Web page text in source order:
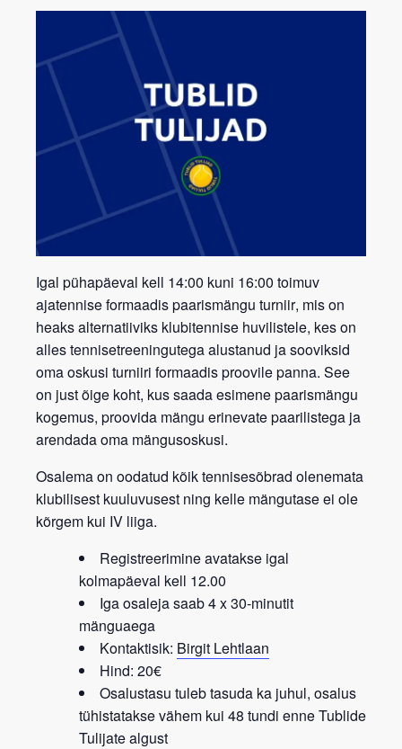
Igal pühapäeval kell 14:00 kuni 16:00 toimuv
ajatennise formaadis paarismängu turniir, mis on
heaks alternatiiviks klubitennise huvilistele, kes on
alles tennisetreeningutega alustanud ja sooviksid
oma oskusi turniiri formaadis proovile panna. See
on just õige koht, kus saada esimene paarismängu
kogemus, proovida mängu erinevate paarilistega ja
arendada oma mängusoskusi.
Osalema on oodatud kõik tennisesõbrad olenemata
klubilisest kuuluvusest ning kelle mängutase ei ole
kõrgem kui IV liiga.
Registreerimine avatakse igal
kolmapäeval kell 12.00
Iga osaleja saab 4 x 30-minutit
mänguaega
Kontaktisik: Birgit Lehtlaan
Hind: 20€
Osalustasu tuleb tasuda ka juhul, osalus
tühistatakse vähem kui 48 tundi enne Tublide
Tulijate algust